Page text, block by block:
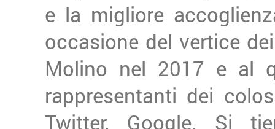
e la migliore
occasione del vertice
Molino nel 2017 e al
rappresentanti dei
Twitter, Google. Si